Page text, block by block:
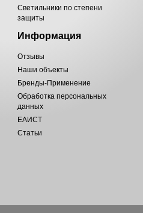
Светильники по степени
защиты
Информация
Отзывы
Наши объекты
Бренды-Применение
Обработка персональных
данных
ЕАИСТ
Статьи